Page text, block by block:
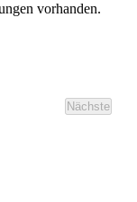
vorhanden.
Nächste